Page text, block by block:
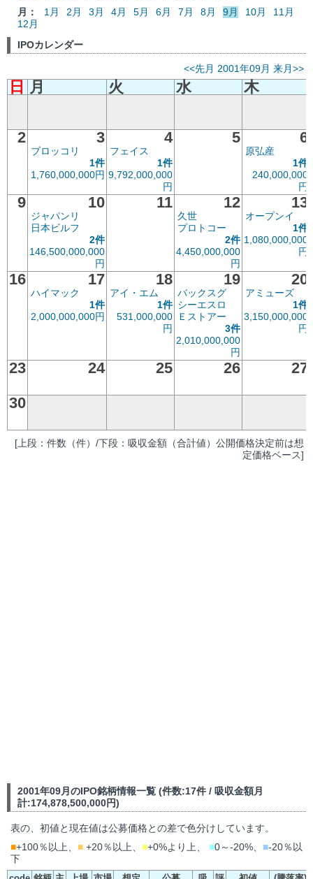
月：
1月 2月 3月 4月 5月 6月 7月 8月 9月 10月
11月
12月
IPOカレンダー
<<先月 2001年09月 来月>>
日 月 火 水 木
2 3
ブロッコリ
1件
1,760,000,000円
4
フェイス
1件
9,792,000,000
円
5 6
原弘産
1件
240,000,000
円
9 10
ジャパンリ
日本ビルフ
2件
146,500,000,000
円
11 12
久世
プロトコー
2件
4,450,000,000
円
13
オープンイ
1件
1,080,000,000
円
16 17
ハイマック
1件
2,000,000,000円
18
アイ・エム
1件
531,000,000
円
19
バックスグ
シーエスロ
Ｅストアー
3件
2,010,000,000
円
20
アミューズ
1件
3,150,000,000
円
23 24 25 26
27
30
[上段：件数（件）/下段：吸収金額（合計値）公開価格決定前は想
定価格ベース]
2001年09月のIPO銘柄情報一覧 (件数:17件 / 吸収金額月
計:174,878,500,000円)
表の、初値と現在値は公募価格との差で色分けしています。
■+100％以上、 ■ +20％以上、 ■+0%より上、 ■0～-20%、 ■-20％以
下